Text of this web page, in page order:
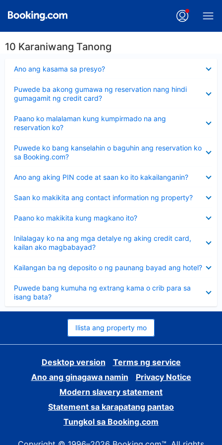
10 Karaniwang Tanong
Ano ang kasama sa presyo?
ang
Puwede ba akong gumawa ng reservation nang hindi
gumagamit ng credit card?
ang
sagot
Paano ko malalaman kung kumpirmado na ang
reservation ko?
ang
sagot
Puwede ko bang kanselahin o baguhin ang reservation ko
sa Booking.com?
ang
sagot
Ano ang aking PIN code at saan ko ito kakailanganin?
ang
Saan ko makikita ang contact information ng property?
ang
Paano ko makikita kung magkano ito?
ang
Inilalagay ko na ang mga detalye ng aking credit card,
kailan ako magbabayad?
ang
sagot
Kailangan ba ng deposito o ng paunang bayad ang hotel?
ang
Puwede bang kumuha ng extrang kama o crib para sa
isang bata?
ang
sagot
Ilista ang property mo
Desktop version
Terms ng service
Ano ang ginagawa namin
Privacy Notice
Modern slavery statement
Statement sa karapatang pantao
Tungkol sa Booking.com